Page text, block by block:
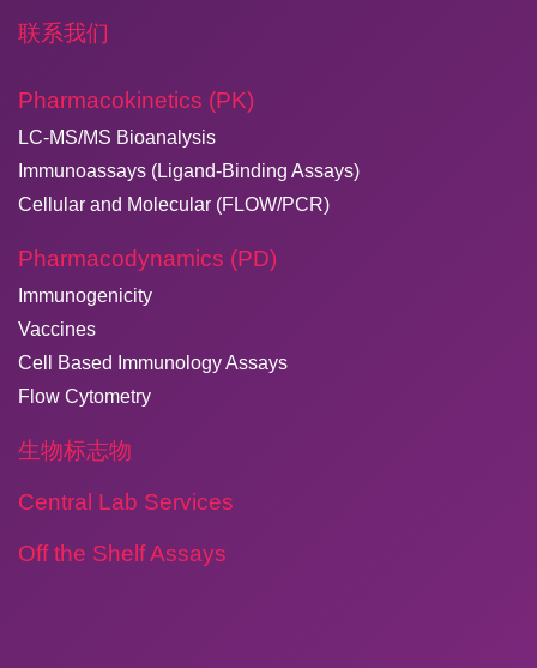
联系我们
Pharmacokinetics (PK)
LC-MS/MS Bioanalysis
Immunoassays (Ligand-Binding Assays)
Cellular and Molecular (FLOW/PCR)
Pharmacodynamics (PD)
Immunogenicity
Vaccines
Cell Based Immunology Assays
Flow Cytometry
生物标志物
Central Lab Services
Off the Shelf Assays